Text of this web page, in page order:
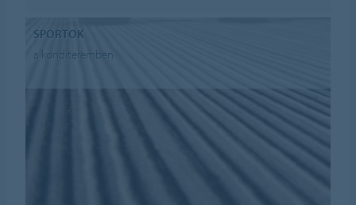
SPORTOK
a konditeremben